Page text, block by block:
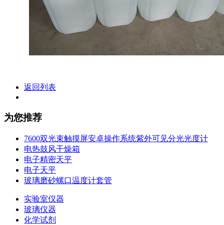
返回列表
为您推荐
7600双光束触摸屏安卓操作系统紫外可见分光光度计
电热鼓风干燥箱
电子精密天平
电子天平
玻璃磨砂螺口温度计套管
实验室仪器
玻璃仪器
化学试剂